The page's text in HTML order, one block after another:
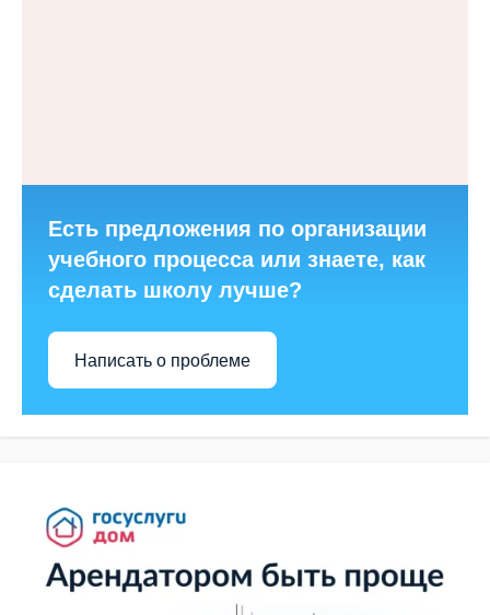
Есть предложения по организации
учебного процесса или знаете, как
сделать школу лучше?
Написать о проблеме